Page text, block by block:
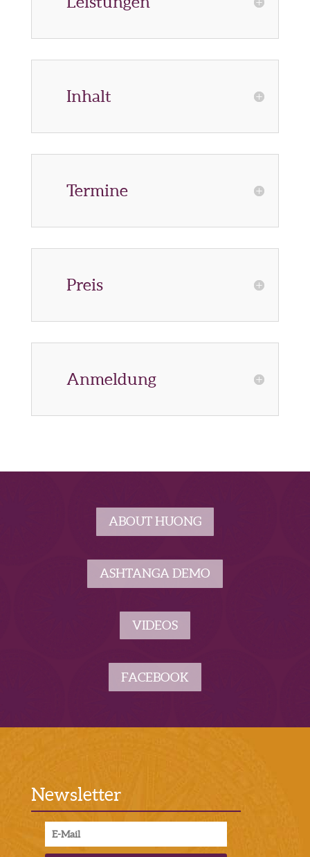
Inhalt
Termine
Preis
Anmeldung
ABOUT HUONG
ASHTANGA DEMO
VIDEOS
FACEBOOK
Newsletter